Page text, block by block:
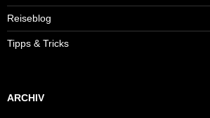
Reiseblog
Tipps & Tricks
ARCHIV